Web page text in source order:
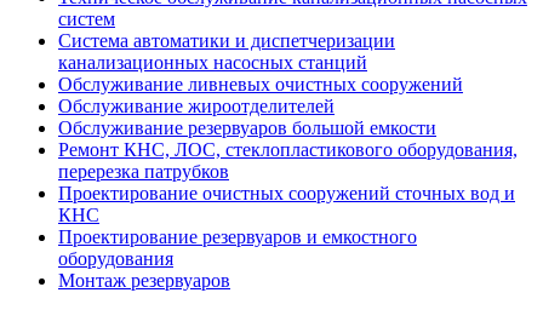
систем
Система автоматики и диспетчеризации
канализационных насосных станций
Обслуживание ливневых очистных сооружений
Обслуживание жироотделителей
Обслуживание резервуаров большой емкости
Ремонт КНС, ЛОС, стеклопластикового оборудования,
перерезка патрубков
Проектирование очистных сооружений сточных вод и
КНС
Проектирование резервуаров и емкостного
оборудования
Монтаж резервуаров